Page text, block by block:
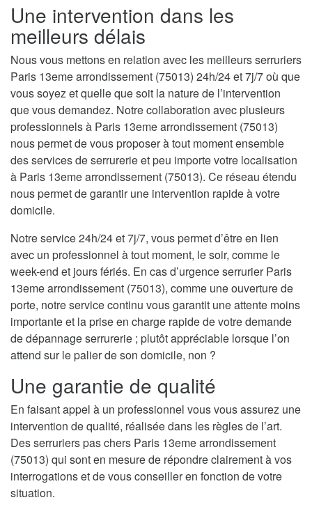
Une intervention dans les
meilleurs délais
Nous vous mettons en relation avec les meilleurs serruriers
Paris 13eme arrondissement (75013) 24h/24 et 7j/7 où que
vous soyez et quelle que soit la nature de l’intervention
que vous demandez. Notre collaboration avec plusieurs
professionnels à Paris 13eme arrondissement (75013)
nous permet de vous proposer à tout moment ensemble
des services de serrurerie et peu importe votre localisation
à Paris 13eme arrondissement (75013). Ce réseau étendu
nous permet de garantir une intervention rapide à votre
domicile.
Notre service 24h/24 et 7j/7, vous permet d’être en lien
avec un professionnel à tout moment, le soir, comme le
week-end et jours fériés. En cas d’urgence serrurier Paris
13eme arrondissement (75013), comme une ouverture de
porte, notre service continu vous garantit une attente moins
importante et la prise en charge rapide de votre demande
de dépannage serrurerie ; plutôt appréciable lorsque l’on
attend sur le palier de son domicile, non ?
Une garantie de qualité
En faisant appel à un professionnel vous vous assurez une
intervention de qualité, réalisée dans les règles de l’art.
Des serruriers pas chers Paris 13eme arrondissement
(75013) qui sont en mesure de répondre clairement à vos
interrogations et de vous conseiller en fonction de votre
situation.